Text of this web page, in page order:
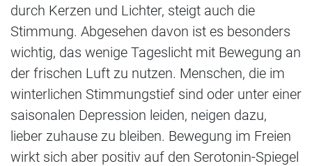
durch Kerzen und Lichter, steigt auch die
Stimmung. Abgesehen davon ist es besonders
wichtig, das wenige Tageslicht mit Bewegung an
der frischen Luft zu nutzen. Menschen, die im
winterlichen Stimmungstief sind oder unter einer
saisonalen Depression leiden, neigen dazu,
lieber zuhause zu bleiben. Bewegung im Freien
wirkt sich aber positiv auf den Serotonin-Spiegel